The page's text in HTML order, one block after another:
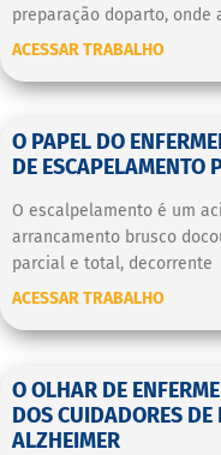
preparação doparto, onde
ACESSAR TRABALHO
O PAPEL DO
DE ESCAPELAMENTO
O escalpelamento é um
arrancamento brusco
parcial e total, decorrente
ACESSAR TRABALHO
O OLHAR DE
DOS CUIDADORES DE
ALZHEIMER